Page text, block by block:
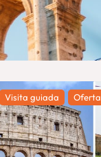
Visita guiada Oferta